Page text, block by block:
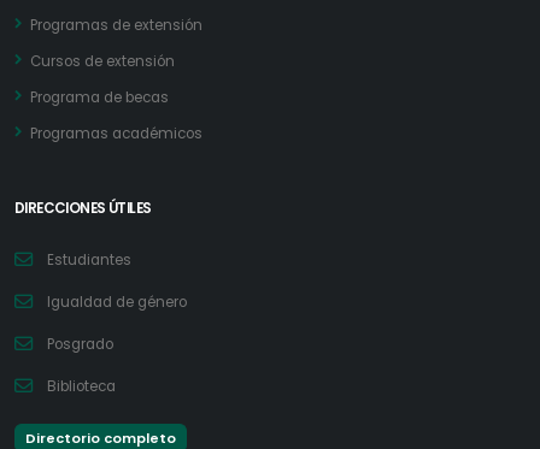
Programas de extensión
Cursos de extensión
Programa de becas
Programas académicos
DIRECCIONES ÚTILES
Estudiantes
Igualdad de género
Posgrado
Biblioteca
Directorio completo